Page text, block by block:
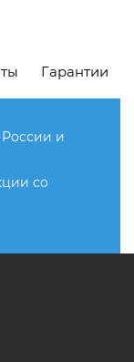
Гарантии
России и
со